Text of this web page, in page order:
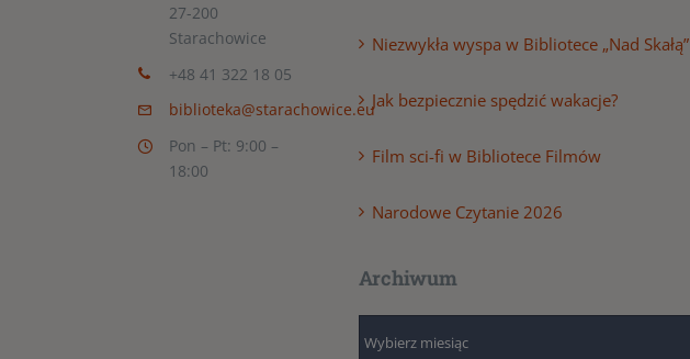
27-200
Starachowice
+48 41 322 18 05
biblioteka@starachowice.eu
Pon – Pt: 9:00 –
18:00
Niezwykła wyspa w Bibliotece „Nad Skałą”
Jak bezpiecznie spędzić wakacje?
Film sci-fi w Bibliotece Filmów
Narodowe Czytanie 2026
Archiwum